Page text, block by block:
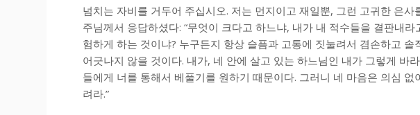
넘치는 자비를 거두어 주십시오. 저는 먼지이고 재일뿐, 그런 고귀한 은
주님께서 응답하셨다: “무엇이 크다고 하느냐, 내가 내 적수들을 결판내
험하게 하는 것이냐? 누구든지 항상 슬픔과 고통에 짓눌려서 겸손하고
어긋나지 않을 것이다. 내가, 네 안에 살고 있는 하느님인 내가 그렇게 바
들에게 너를 통해서 베풀기를 원하기 때문이다. 그러니 네 마음은 의심
려라.”